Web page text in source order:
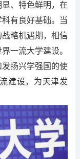
、特色鲜明，在
有良好基础。当
略机遇期，相信
一流大学建设。
扬兴学强国的使
建设，为天津发